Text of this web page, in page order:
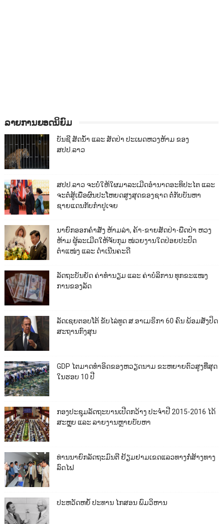
ລາຍການຍອດນິຍົມ
ບັນຊີ ສັດນ້ຳ ແລະ ສັດປ່າ ປະເພດຫວງຫ້າມ ຂອງ
ສປປ.ລາວ
ສປປ.ລາວ ຈະບໍ່ໃຫ້ໃຜມາລະເມີດອຳນາດອະທິປະໄຕ ແລະ
ຈະຕໍ່ສູ້ເພື່ອຜົນປະໂຫຍດສູງສຸດຂອງຊາດ ຕໍ່ກັບບັນຫາ
ຊາຍແດນກັບກຳປູເຈຍ
ນາຍົກອອກຄຳສັ່ງ ຫ້າມລ່າ, ຄ້າ-ຂາຍສັດປ່າ-ພືດປ່າ ຫວງ
ຫ້າມ ຜູ້ລະເມີດໃຫ້ຈັບກຸມ ໜ່ວຍງານໃດປ່ອຍປະປົດ
ຕຳແໜ່ງ ແລະ ດຳເນີນຄະດີ
ລັດຖະບັນຍັດ ຄ່າທຳນຽມ ແລະ ຄ່າບໍລິການ ທຸກຂະແໜງ
ການຂອງລັດ
ລັດເຊຍຕອບໂຕ້ ຂັບໄລ່ທູດ ສ.ອາເມຣິກາ 60 ຄົນ ພ້ອມສັ່ງປິດ
ສະຖານກົງສຸນ
GDP ໄຕມາດທຳອິດຂອງຫວຽດນາມ ຂະຫຍາຍຕົວສູງທີ່ສຸດ
ໃນຮອບ 10​ ປີ
ກອງປະຊຸມລັດຖະບານເປີດກວ້າງ ປະຈຳປີ 2015-2016 ໄດ້
ສະຫຼຸບ ແລະ ລາຍງານຫຼາຍບັບຫາ
ທ່ານນາຍົກລັດຖະມົນຕີ ຢ້ຽມຢາມເຂດແລວທາງກໍ່ສ້າງທາງ
ລົດໄຟ
ປະຫວັດຫຍໍ້ ປະທານ ໄກສອນ ພົມວິຫານ